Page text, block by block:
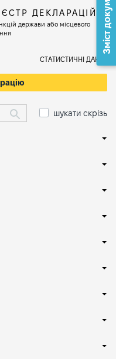
ДЕКЛАРАЦІЙ
держави або місцевого
СТАТИСТИЧНІ ДАНІ
шукати скрізь
Зміст документа